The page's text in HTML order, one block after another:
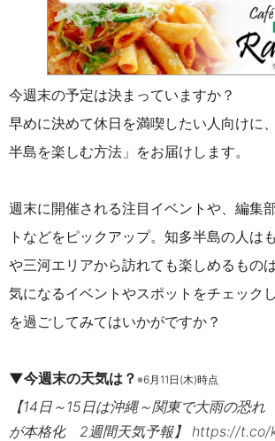
今週末の予定は決まっていますか？
早めに決めて休日を満喫したい人向けに
半島を楽しむ方法」をお届けします。
週末に開催される注目イベントや、編集
トなどをピックアップ。知多半島の人は
や三河エリアから訪れても楽しめるもの
気になるイベントやスポットをチェック
を過ごしてみてはいかがですか？
▼今週末の天気は？ ※6月11日(木)時点
【14日～15日は沖縄～関東で大雨の恐
が本格化 2週間天気予報】 https://t.co/